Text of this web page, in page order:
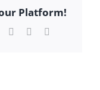
Platform!
Pinterest Xing